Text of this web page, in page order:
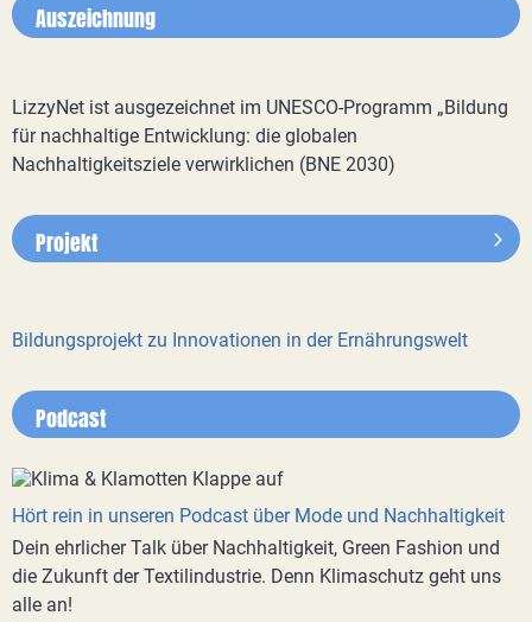
Auszeichnung
LizzyNet ist ausgezeichnet im UNESCO-Programm „Bildung
für nachhaltige Entwicklung: die globalen
Nachhaltigkeitsziele verwirklichen (BNE 2030)
Projekt
Bildungsprojekt zu Innovationen in der Ernährungswelt
Podcast
Hört rein in unseren Podcast über Mode und Nachhaltigkeit
Dein ehrlicher Talk über Nachhaltigkeit, Green Fashion und
die Zukunft der Textilindustrie. Denn Klimaschutz geht uns
alle an!